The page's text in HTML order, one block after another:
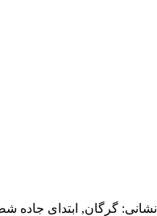
گرگان, ابتدای جاده